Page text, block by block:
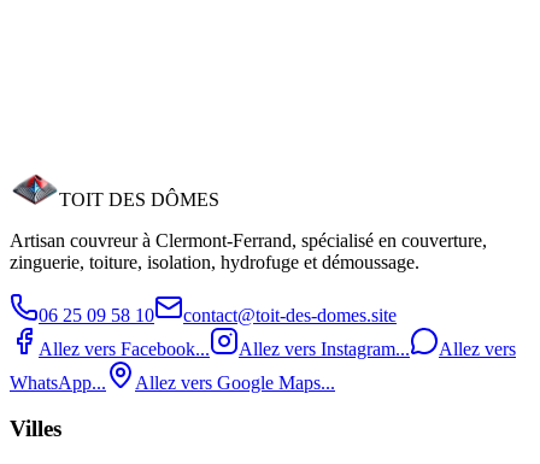
Demander une estimation
TOIT DESDÔMES
Artisan couvreur à Clermont‑Ferrand, spécialisé en couverture,
zinguerie, toiture, isolation, hydrofuge et démoussage.
06 25 09 58 10
contact@toit-des-domes.site
Allez vers Facebook...
Allez vers Instagram...
Allez vers
WhatsApp...
Allez vers Google Maps...
Villes